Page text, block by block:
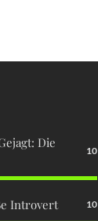
Die
10
Introvert 10